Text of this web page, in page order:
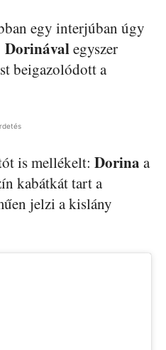
egy interjúban úgy
Dorinávalegyszer
beigazolódott a
is mellékelt: Dorina a
kabátkát tart a
jelzi a kislány